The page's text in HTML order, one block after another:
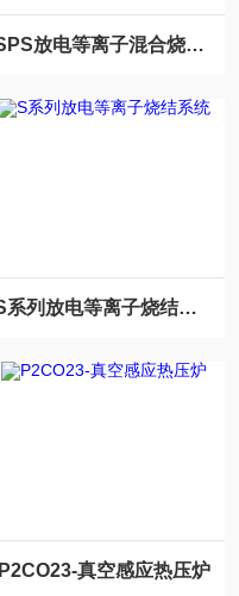
SPS放电等离子混合烧结系统
S系列放电等离子烧结系统
P2CO23-真空感应热压炉